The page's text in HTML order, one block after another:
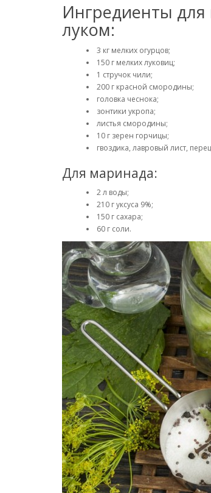
Ингредиенты
луком:
3 кг мелких огурцов;
150 г мелких луковиц;
1 стручок чили;
200 г красной смородины;
головка чеснока;
зонтики укропа;
листья смородины;
10 г зерен горчицы;
гвоздика, лавровый лист,
Для маринада:
2 л воды;
210 г уксуса 9%;
150 г сахара;
60 г соли.